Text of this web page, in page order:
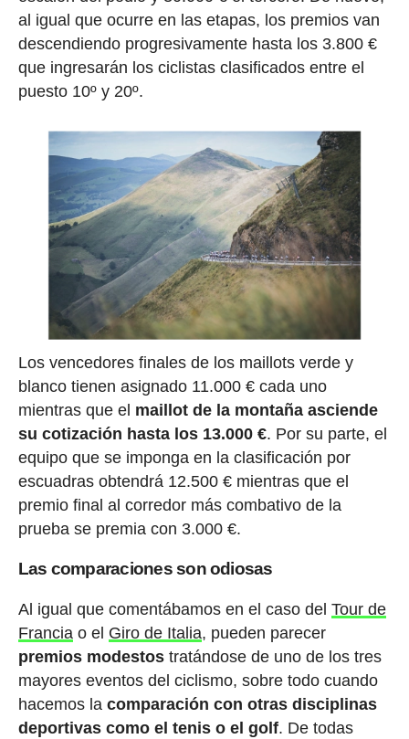
al igual que ocurre en las etapas, los premios van
descendiendo progresivamente hasta los 3.800 €
que ingresarán los ciclistas clasificados entre el
puesto 10º y 20º.
Los vencedores finales de los maillots verde y
blanco tienen asignado 11.000 € cada uno
mientras que el maillot de la montaña asciende
su cotización hasta los 13.000 €. Por su parte, el
equipo que se imponga en la clasificación por
escuadras obtendrá 12.500 € mientras que el
premio final al corredor más combativo de la
prueba se premia con 3.000 €.
Las comparaciones son odiosas
Al igual que comentábamos en el caso del Tour de
Franciao el Giro de Italia, pueden parecer
premios modestostratándose de uno de los tres
mayores eventos del ciclismo, sobre todo cuando
hacemos la comparación con otras disciplinas
deportivas como el tenis o el golf. De todas